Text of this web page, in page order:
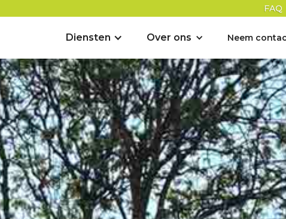
FAQ
Diensten Over ons Neem